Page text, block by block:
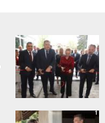
1